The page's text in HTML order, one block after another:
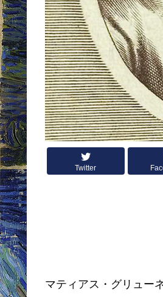
Twitter
マティアス・グリュー